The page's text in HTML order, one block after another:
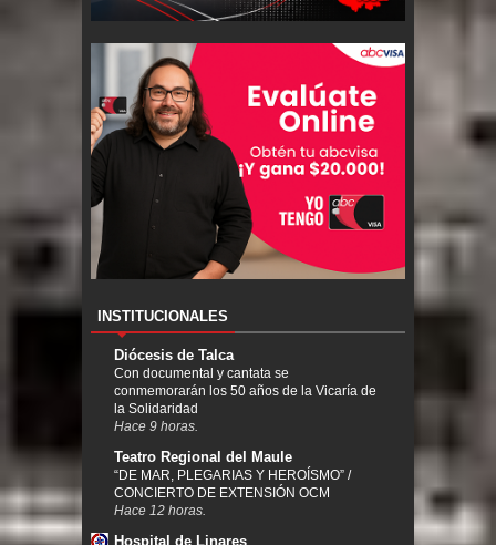
INSTITUCIONALES
Diócesis de Talca
Con documental y cantata se
conmemorarán los 50 años de la Vicaría de
la Solidaridad
Hace 9 horas.
Teatro Regional del Maule
“DE MAR, PLEGARIAS Y HEROÍSMO” /
CONCIERTO DE EXTENSIÓN OCM
Hace 12 horas.
Hospital de Linares